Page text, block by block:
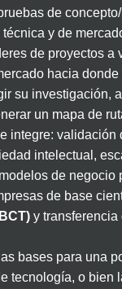
de
y de
de proyectos a
hacia donde
su investigación,
un mapa de
integre: validación
intelectual,
de negocio
de base
y transferencia
bases para una
tecnología, o bien